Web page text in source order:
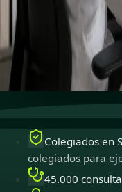
experiencia en
Colegiados en
en Spain.
Consultas
Colegiados en
colegiados para
45.000